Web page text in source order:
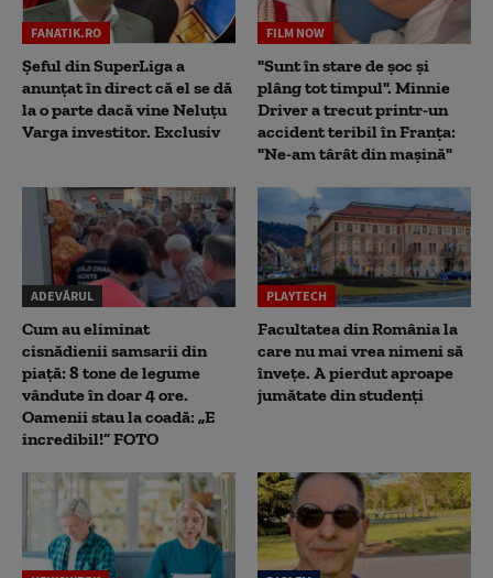
FANATIK.RO
Șeful din SuperLiga a
anunțat în direct că el se dă
la o parte dacă vine Neluțu
Varga investitor. Exclusiv
FILM NOW
"Sunt în stare de șoc și
plâng tot timpul". Minnie
Driver a trecut printr-un
accident teribil în Franța:
"Ne-am târât din mașină"
ADEVĂRUL
Cum au eliminat
cisnădienii samsarii din
piață: 8 tone de legume
vândute în doar 4 ore.
Oamenii stau la coadă: „E
incredibil!” FOTO
PLAYTECH
Facultatea din România la
care nu mai vrea nimeni să
înveţe. A pierdut aproape
jumătate din studenţi